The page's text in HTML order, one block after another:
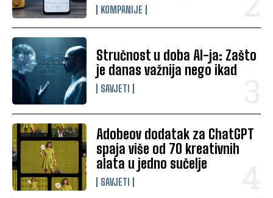
KOMPANIJE
Stručnost u doba AI-ja: Zašto
je danas važnija nego ikad
SAVJETI
Adobeov dodatak za ChatGPT
spaja više od 70 kreativnih
alata u jedno sučelje
SAVJETI